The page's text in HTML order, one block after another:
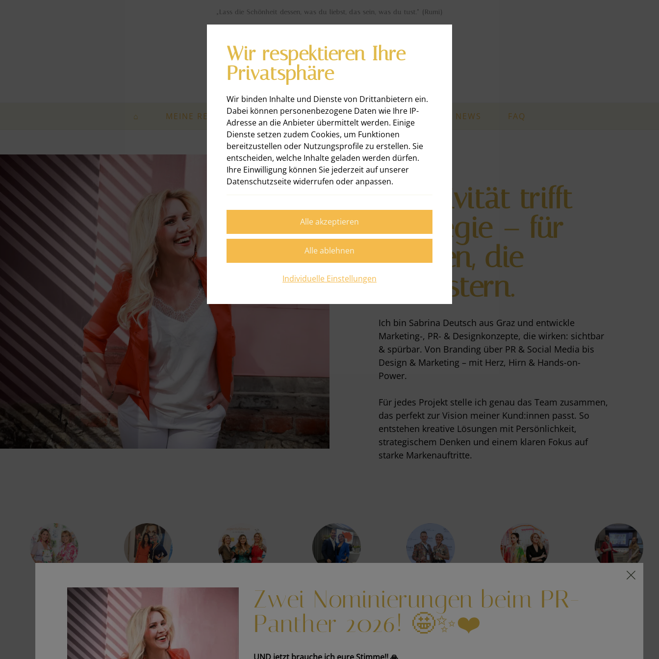
„Lass die Schönheit dessen, was du liebst, das sein, was du tust.“ (Rumi)
⌂ MEINE REISE WAS ICH TUE KUNDEN & PROJEKTE NEWS FAQ
Kreativität trifft
Strategie – für
Marken, die
begeistern.
Ich bin Sabrina Deutsch aus Graz und entwickle
Marketing-, PR- & Designkonzepte, die wirken: sichtbar
& spürbar. Von Branding über PR & Social Media bis
Design & Marketing – mit Herz, Hirn & Hands-on-
Power.
Für jedes Projekt stelle ich genau das Team zusammen,
das perfekt zur Vision meiner Kund:innen passt. So
entstehen kreative Lösungen mit Persönlichkeit,
strategischem Denken und einem klaren Fokus auf
starke Markenauftritte.
MEINE LEISTUNGEN
Wir respektieren Ihre
Privatsphäre
Wir binden Inhalte und Dienste von Drittanbietern ein.
Dabei können personenbezogene Daten wie Ihre IP-
Adresse an die Anbieter übermittelt werden. Einige
Dienste setzen zudem Cookies, um Funktionen
bereitzustellen oder Nutzungsprofile zu erstellen. Sie
entscheiden, welche Inhalte geladen werden dürfen.
Ihre Einwilligung können Sie jederzeit auf unserer
Datenschutzseite widerrufen oder anpassen.
Individuelle Einstellungen
Zwei Nominierungen beim PR-
Panther 2026! 🤩✨❤️